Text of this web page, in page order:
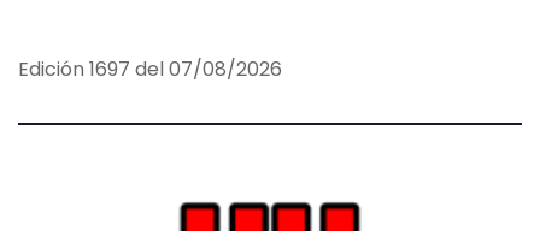
Edición 1697 del 07/08/2026